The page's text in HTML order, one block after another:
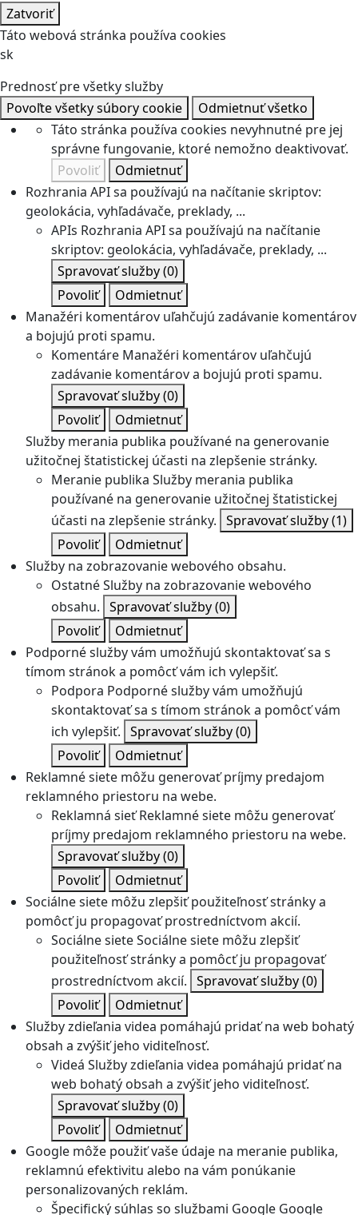
Zatvoriť
Táto webová stránka používa cookies
sk
Prednosť pre všetky služby
Povoľte všetky súbory cookie
Odmietnuť všetko
Táto stránka používa cookies nevyhnutné pre jej
správne fungovanie, ktoré nemožno deaktivovať.
Povoliť
Odmietnuť
Rozhrania API sa používajú na načítanie skriptov:
geolokácia, vyhľadávače, preklady, ...
APIs Rozhrania API sa používajú na načítanie
skriptov: geolokácia, vyhľadávače, preklady, ...
Spravovať služby(0)
Povoliť
Odmietnuť
Manažéri komentárov uľahčujú zadávanie komentárov
a bojujú proti spamu.
Komentáre Manažéri komentárov uľahčujú
zadávanie komentárov a bojujú proti spamu.
Spravovať služby(0)
Povoliť
Odmietnuť
Služby merania publika používané na generovanie
užitočnej štatistickej účasti na zlepšenie stránky.
Meranie publika Služby merania publika
používané na generovanie užitočnej štatistickej
účasti na zlepšenie stránky. Spravovať služby(1)
Povoliť
Odmietnuť
Služby na zobrazovanie webového obsahu.
OstatnéSlužby na zobrazovanie webového
obsahu. Spravovať služby(0)
Povoliť
Odmietnuť
Podporné služby vám umožňujú skontaktovať sa s
tímom stránok a pomôcť vám ich vylepšiť.
Podpora Podporné služby vám umožňujú
skontaktovať sa s tímom stránok a pomôcť vám
ich vylepšiť. Spravovať služby(0)
Povoliť
Odmietnuť
Reklamné siete môžu generovať príjmy predajom
reklamného priestoru na webe.
Reklamná sieť Reklamné siete môžu generovať
príjmy predajom reklamného priestoru na webe.
Spravovať služby(0)
Povoliť
Odmietnuť
Sociálne siete môžu zlepšiť použiteľnosť stránky a
pomôcť ju propagovať prostredníctvom akcií.
Sociálne sieteSociálne siete môžu zlepšiť
použiteľnosť stránky a pomôcť ju propagovať
prostredníctvom akcií. Spravovať služby(0)
Povoliť
Odmietnuť
Služby zdieľania videa pomáhajú pridať na web bohatý
obsah a zvýšiť jeho viditeľnosť.
Videá Služby zdieľania videa pomáhajú pridať na
web bohatý obsah a zvýšiť jeho viditeľnosť.
Spravovať služby(0)
Povoliť
Odmietnuť
Google môže použiť vaše údaje na meranie publika,
reklamnú efektivitu alebo na vám ponúkanie
personalizovaných reklám.
Špecifický súhlas so službami Google Google